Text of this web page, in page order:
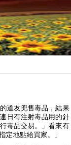
道友兜售毒品，結果
日有注射毒品用的針
毒品交易。」看來有
定地點給買家。」